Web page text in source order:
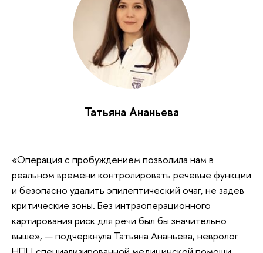
Татьяна Ананьева
«Операция с пробуждением позволила нам в
реальном времени контролировать речевые функции
и безопасно удалить эпилептический очаг, не задев
критические зоны. Без интраоперационного
картирования риск для речи был бы значительно
выше», — подчеркнула Татьяна Ананьева, невролог